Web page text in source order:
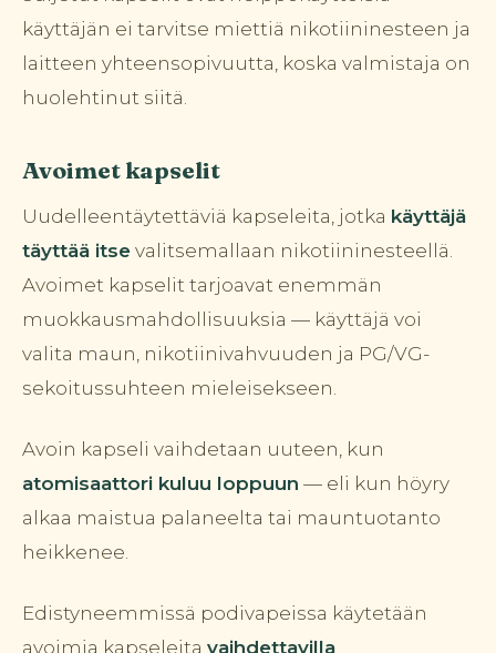
käyttäjän ei tarvitse miettiä nikotiininesteen ja
laitteen yhteensopivuutta, koska valmistaja on
huolehtinut siitä.
Avoimet kapselit
Uudelleentäytettäviä kapseleita, jotka käyttäjä
täyttää itse valitsemallaan nikotiininesteellä.
Avoimet kapselit tarjoavat enemmän
muokkausmahdollisuuksia — käyttäjä voi
valita maun, nikotiinivahvuuden ja PG/VG-
sekoitussuhteen mieleisekseen.
Avoin kapseli vaihdetaan uuteen, kun
atomisaattori kuluu loppuun — eli kun höyry
alkaa maistua palaneelta tai mauntuotanto
heikkenee.
Edistyneemmissä podivapeissa käytetään
avoimia kapseleita vaihdettavilla